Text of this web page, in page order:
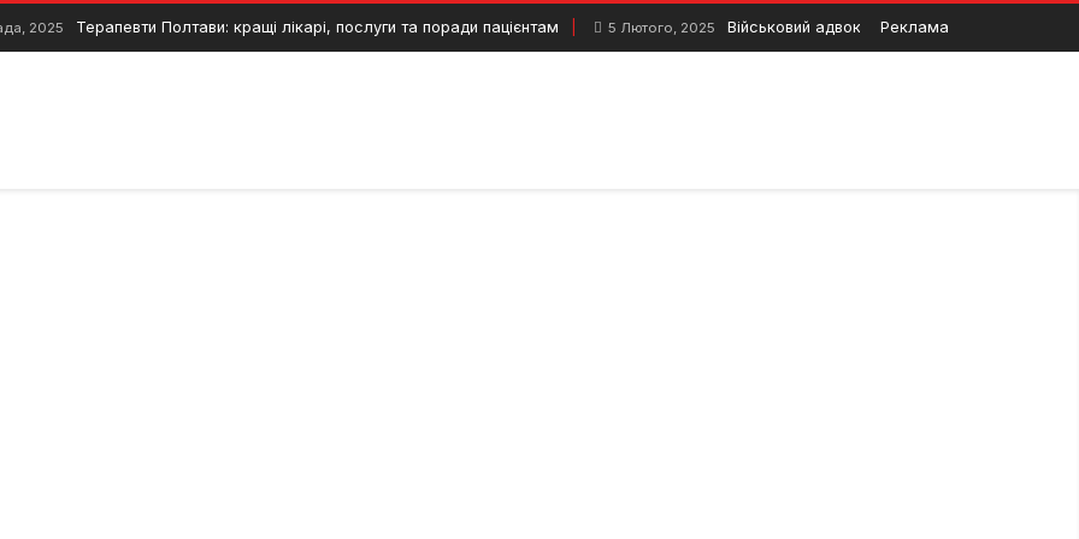
2025 Терапевти Полтави: кращі лікарі, послуги та поради пацієнтам 5 Лютого, 2025 Військовий адвокат у Полтаві: до кого
Реклама